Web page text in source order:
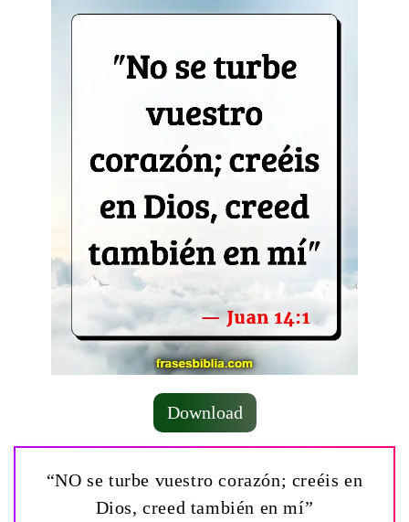
Download
“NO se turbe vuestro corazón; creéis en
Dios, creed también en mí”